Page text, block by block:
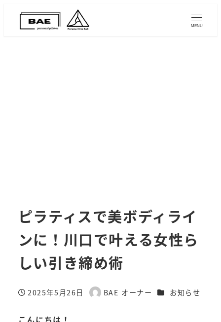
MENU
ピラティスで美ボディライ
ンに！川口で叶える女性ら
しい引き締め術
投稿日
2025年5月26日
著
BAE オーナー カテゴリー
お知らせ